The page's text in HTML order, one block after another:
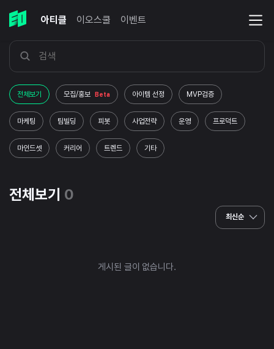
아티클 이오스쿨 이벤트
전체보기 모집/홍보 Beta 아이템 선정 MVP검증
마케팅 팀빌딩 피봇 사업전략 운영 프로덕트
마인드셋 커리어 트렌드 기타
전체보기 0
최신순
게시된 글이 없습니다.